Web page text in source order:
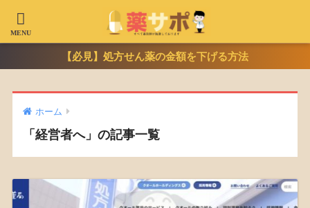
【必見】処方せん薬の金額を下げる方法
ホーム
「経営者へ」の記事一覧